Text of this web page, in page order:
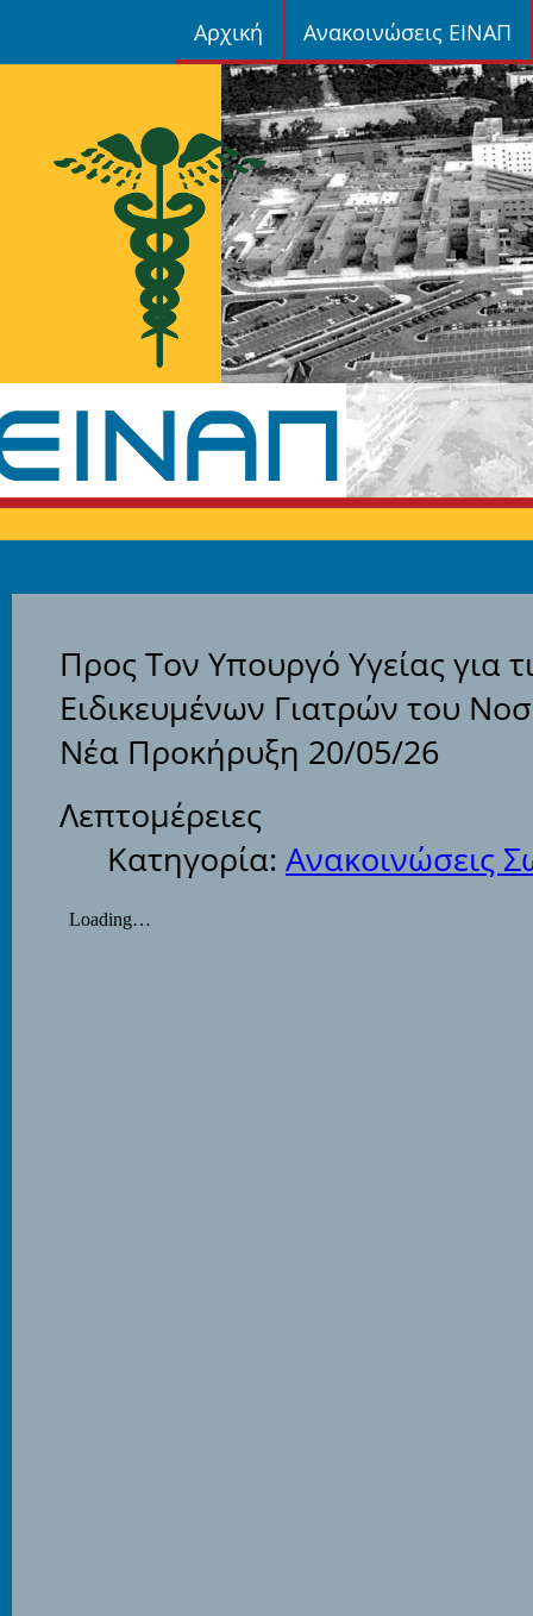
Αρχική Ανακοινώσεις ΕΙΝΑΠ
Προς Τον Υπουργό Υγείας για
Ειδικευμένων Γιατρών του
Νέα Προκήρυξη 20/05/26
Λεπτομέρειες
Κατηγορία: Ανακοινώσεις